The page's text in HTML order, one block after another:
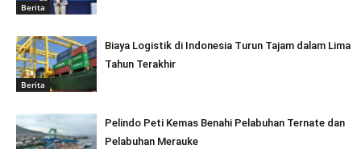
Berita
Berita
Biaya Logistik di Indonesia Turun Tajam dalam Lima
Tahun Terakhir
Pelindo Peti Kemas Benahi Pelabuhan Ternate dan
Pelabuhan Merauke